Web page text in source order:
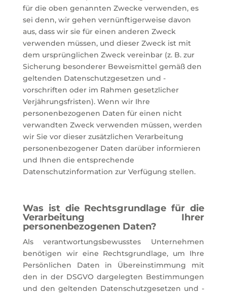
für die oben genannten Zwecke verwenden, es
sei denn, wir gehen vernünftigerweise davon
aus, dass wir sie für einen anderen Zweck
verwenden müssen, und dieser Zweck ist mit
dem ursprünglichen Zweck vereinbar (z. B. zur
Sicherung besonderer Beweismittel gemäß den
geltenden Datenschutzgesetzen und -
vorschriften oder im Rahmen gesetzlicher
Verjährungsfristen). Wenn wir Ihre
personenbezogenen Daten für einen nicht
verwandten Zweck verwenden müssen, werden
wir Sie vor dieser zusätzlichen Verarbeitung
personenbezogener Daten darüber informieren
und Ihnen die entsprechende
Datenschutzinformation zur Verfügung stellen.
Was ist die Rechtsgrundlage für die
Verarbeitung Ihrer
personenbezogenen Daten?
Als verantwortungsbewusstes Unternehmen
benötigen wir eine Rechtsgrundlage, um Ihre
Persönlichen Daten in Übereinstimmung mit
den in der DSGVO dargelegten Bestimmungen
und den geltenden Datenschutzgesetzen und -